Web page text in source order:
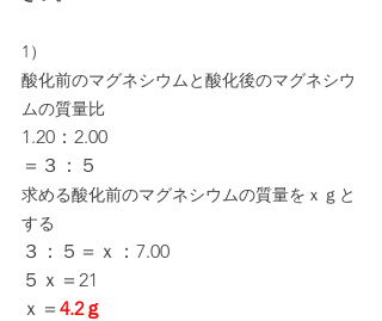
1）
酸化前のマグネシウムと酸化後のマグネシウ
ムの質量比
1.20：2.00
＝３：５
求める酸化前のマグネシウムの質量をｘｇと
する
３：５＝ｘ：7.00
５ｘ＝21
ｘ＝ 4.2ｇ